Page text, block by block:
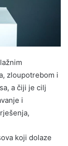
zloupotrebom i
a čiji je cilj
i
koji dolaze